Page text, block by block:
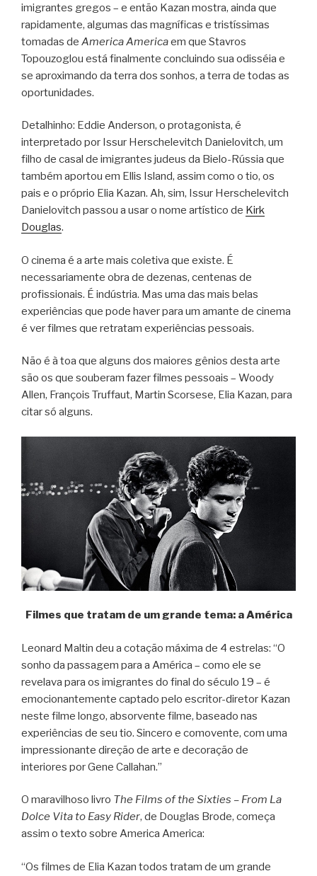
imigrantes gregos – e então Kazan mostra, ainda que
rapidamente, algumas das magníficas e tristíssimas
tomadas de America Americaem que Stavros
Topouzoglou está finalmente concluindo sua odisséia e
se aproximando da terra dos sonhos, a terra de todas as
oportunidades.
Detalhinho: Eddie Anderson, o protagonista, é
interpretado por Issur Herschelevitch Danielovitch, um
filho de casal de imigrantes judeus da Bielo-Rússia que
também aportou em Ellis Island, assim como o tio, os
pais e o próprio Elia Kazan. Ah, sim, Issur Herschelevitch
Danielovitch passou a usar o nome artístico de Kirk
Douglas.
O cinema é a arte mais coletiva que existe. É
necessariamente obra de dezenas, centenas de
profissionais. É indústria. Mas uma das mais belas
experiências que pode haver para um amante de cinema
é ver filmes que retratam experiências pessoais.
Não é à toa que alguns dos maiores gênios desta arte
são os que souberam fazer filmes pessoais – Woody
Allen, François Truffaut, Martin Scorsese, Elia Kazan, para
citar só alguns.
Filmes que tratam de um grande tema: a América
Leonard Maltin deu a cotação máxima de 4 estrelas: “O
sonho da passagem para a América – como ele se
revelava para os imigrantes do final do século 19 – é
emocionantemente captado pelo escritor-diretor Kazan
neste filme longo, absorvente filme, baseado nas
experiências de seu tio. Sincero e comovente, com uma
impressionante direção de arte e decoração de
interiores por Gene Callahan.”
O maravilhoso livro The Films of the Sixties – From La
Dolce Vita to Easy Rider, de Douglas Brode, começa
assim o texto sobre America America:
“Os filmes de Elia Kazan todos tratam de um grande